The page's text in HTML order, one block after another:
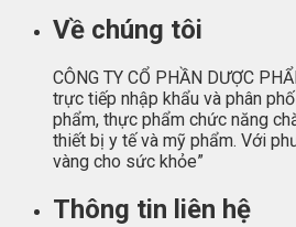
Về chúng tôi
CÔNG TY CỔ PHẦN DƯỢC
trực tiếp nhập khẩu và phân
phẩm, thực phẩm chức năng
thiết bị y tế và mỹ phẩm. Với
vàng cho sức khỏe”
Thông tin liên hệ